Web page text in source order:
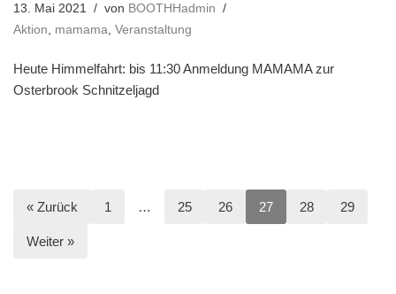
13. Mai 2021 von BOOTHHadmin
Aktion
mamama Veranstaltung
Heute Himmelfahrt: bis 11:30 Anmeldung MAMAMA zur
Osterbrook Schnitzeljagd
« Zurück 1 … 25 26 27 28 29
Weiter »